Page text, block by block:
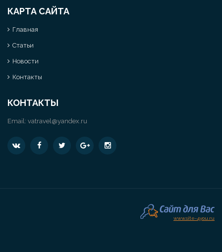
КАРТА САЙТА
Главная
Статьи
Новости
Контакты
КОНТАКТЫ
Email: vatravel@yandex.ru
www.site-4you.ru